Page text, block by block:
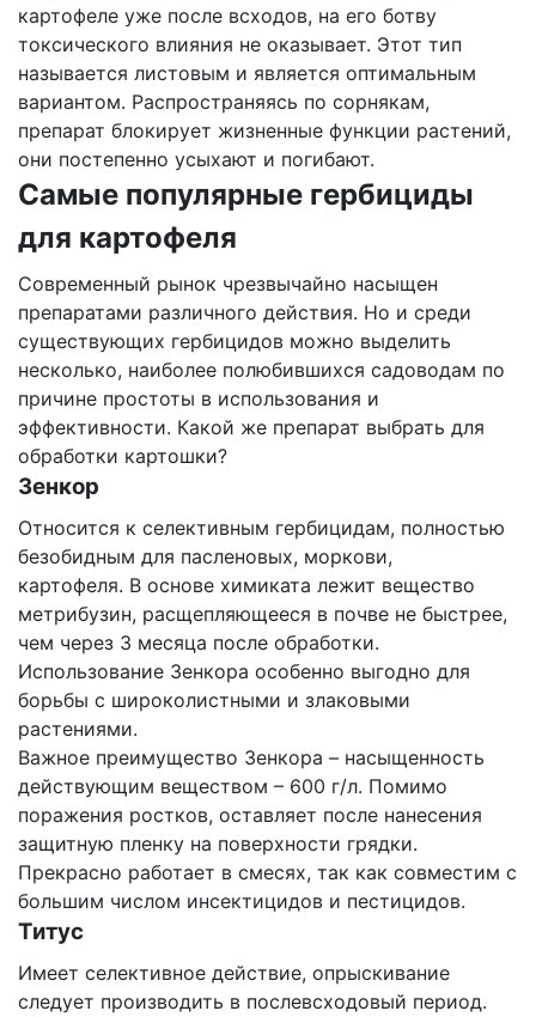
картофеле уже после всходов, на его ботву
токсического влияния не оказывает. Этот тип
называется листовым и является оптимальным
вариантом. Распространяясь по сорнякам,
препарат блокирует жизненные функции растений,
они постепенно усыхают и погибают.
Самые популярные гербициды
для картофеля
Современный рынок чрезвычайно насыщен
препаратами различного действия. Но и среди
существующих гербицидов можно выделить
несколько, наиболее полюбившихся садоводам по
причине простоты в использования и
эффективности. Какой же препарат выбрать для
обработки картошки?
Зенкор
Относится к селективным гербицидам, полностью
безобидным для пасленовых, моркови,
картофеля. В основе химиката лежит вещество
метрибузин, расщепляющееся в почве не быстрее,
чем через 3 месяца после обработки.
Использование Зенкора особенно выгодно для
борьбы с широколистными и злаковыми
растениями.
Важное преимущество Зенкора – насыщенность
действующим веществом – 600 г/л. Помимо
поражения ростков, оставляет после нанесения
защитную пленку на поверхности грядки.
Прекрасно работает в смесях, так как совместим с
большим числом инсектицидов и пестицидов.
Титус
Имеет селективное действие, опрыскивание
следует производить в послевсходовый период.